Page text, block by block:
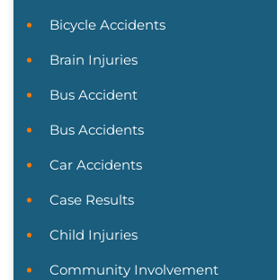
Bicycle Accidents
Brain Injuries
Bus Accident
Bus Accidents
Car Accidents
Case Results
Child Injuries
Community Involvement